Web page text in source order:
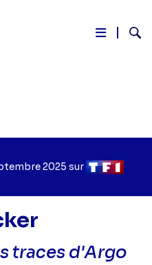
2025 sur Chaîne
diffusion
traces d'Argo